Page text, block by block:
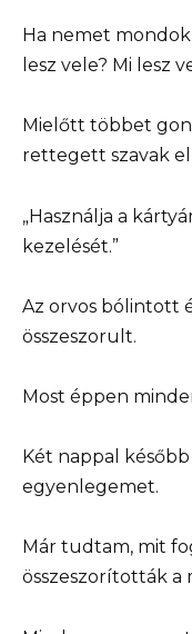
Ha nemet
lesz vele? Mi lesz
Mielőtt többet
rettegett szavak
„Használja a
kezelését.”
Az orvos bólintott
összeszorult.
Most éppen
Két nappal
egyenlegemet.
Már tudtam, mit
összeszorították a